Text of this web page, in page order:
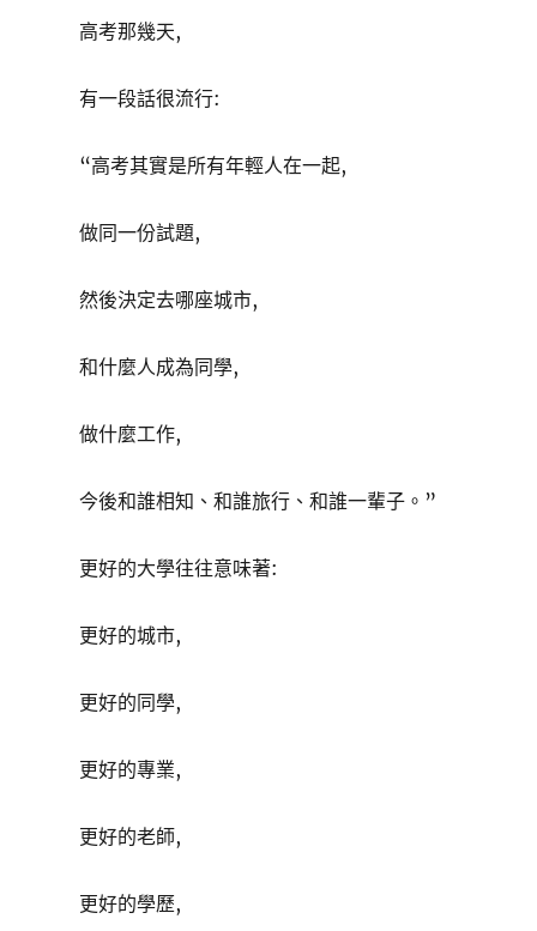
高考那幾天,
有一段話很流行:
“高考其實是所有年輕人在一起,
做同一份試題,
然後決定去哪座城市,
和什麼人成為同學,
做什麼工作,
今後和誰相知、和誰旅行、和誰一輩子。”
更好的大學往往意味著:
更好的城市,
更好的同學,
更好的專業,
更好的老師,
更好的學歷,